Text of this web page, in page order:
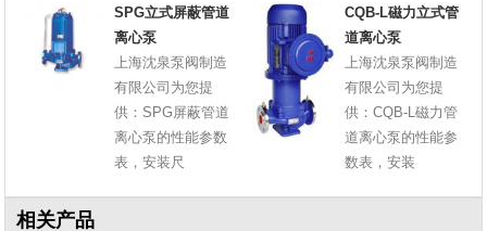
SPG立式屏蔽管道
离心泵
上海沈泉泵阀制造
有限公司为您提
供：SPG屏蔽管道
离心泵的性能参数
表，安装尺
CQB-L磁力立式管
道离心泵
上海沈泉泵阀制造
有限公司为您提
供：CQB-L磁力管
道离心泵的性能参
数表，安装
相关产品